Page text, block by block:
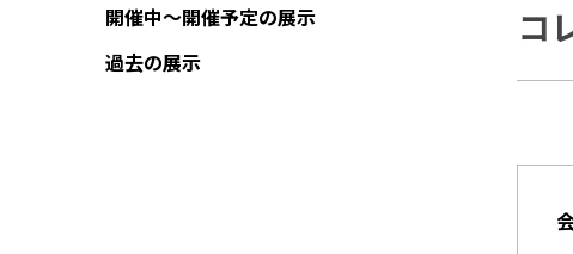
開催中～開催予定の展示
過去の展示
コ